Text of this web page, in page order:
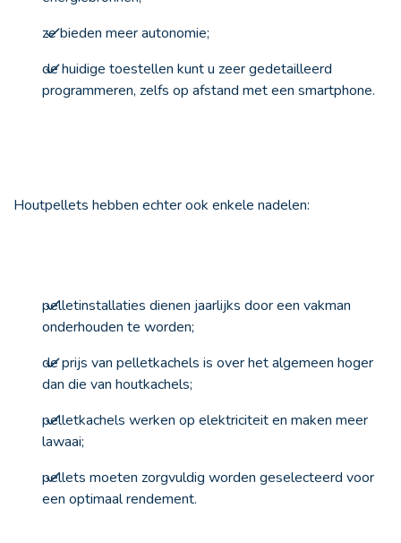
ze bieden meer autonomie;
de huidige toestellen kunt u zeer gedetailleerd
programmeren, zelfs op afstand met een smartphone.
Houtpellets hebben echter ook enkele nadelen:
pelletinstallaties dienen jaarlijks door een vakman
onderhouden te worden;
de prijs van pelletkachels is over het algemeen hoger
dan die van houtkachels;
pelletkachels werken op elektriciteit en maken meer
lawaai;
pellets moeten zorgvuldig worden geselecteerd voor
een optimaal rendement.